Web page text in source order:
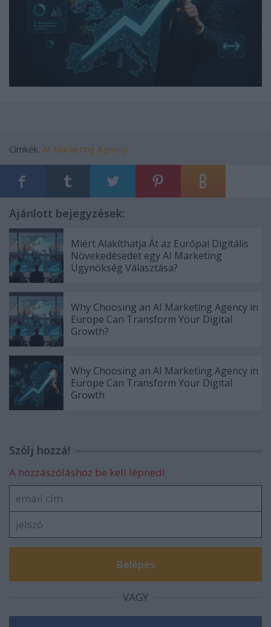
Címkék: AI Marketing Agency
Ajánlott bejegyzések:
Miért Alakíthatja Át az Európai Digitális
Növekedésedet egy AI Marketing
Ügynökség Választása?
Why Choosing an AI Marketing Agency in
Europe Can Transform Your Digital
Growth?
Why Choosing an AI Marketing Agency in
Europe Can Transform Your Digital
Growth
Szólj hozzá!
A hozzászóláshoz be kell lépned!
VAGY